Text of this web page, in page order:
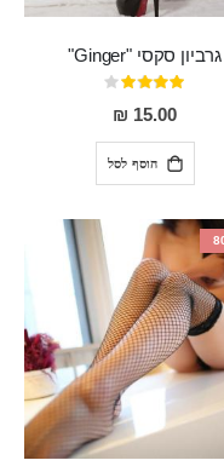
גרביון סקסי "Ginger"
דירוג:
80%
15.00 ₪
הוסף לסל